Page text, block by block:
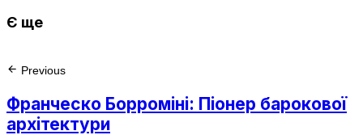
Є ще
Previous
Франческо Борроміні: Піонер барокової
архітектури